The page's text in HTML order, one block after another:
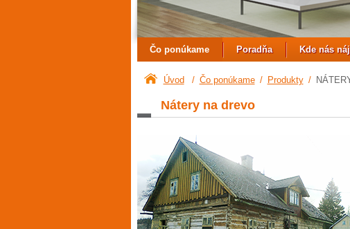
Čo ponúkame Poradňa Kde nás
Úvod / Čo ponúkame / Produkty /
Nátery na drevo